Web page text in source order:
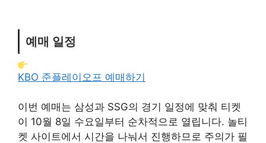
예매 일정
KBO 준플레이오프 예매하기
이번 예매는 삼성과 SSG의 경기 일정에 맞춰 티켓
이 10월 8일 수요일부터 순차적으로 열립니다. 놀티
켓 사이트에서 시간을 나눠서 진행하므로 주의가 필